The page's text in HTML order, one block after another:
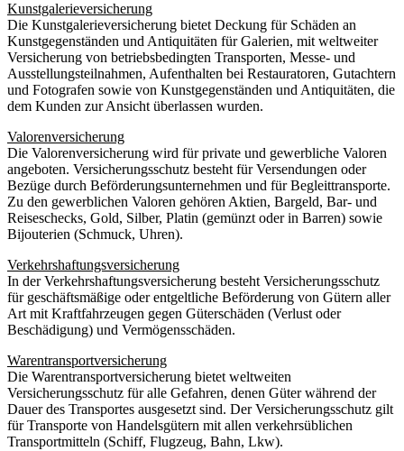
Kunstgalerieversicherung
Die Kunstgalerieversicherung bietet Deckung für Schäden an
Kunstgegenständen und Antiquitäten für Galerien, mit weltweiter
Versicherung von betriebsbedingten Transporten, Messe- und
Ausstellungsteilnahmen, Aufenthalten bei Restauratoren, Gutachtern
und Fotografen sowie von Kunstgegenständen und Antiquitäten, die
dem Kunden zur Ansicht überlassen wurden.
Valorenversicherung
Die Valorenversicherung wird für private und gewerbliche Valoren
angeboten. Versicherungsschutz besteht für Versendungen oder
Bezüge durch Beförderungsunternehmen und für Begleittransporte.
Zu den gewerblichen Valoren gehören Aktien, Bargeld, Bar- und
Reiseschecks, Gold, Silber, Platin (gemünzt oder in Barren) sowie
Bijouterien (Schmuck, Uhren).
Verkehrshaftungsversicherung
In der Verkehrshaftungsversicherung besteht Versicherungsschutz
für geschäftsmäßige oder entgeltliche Beförderung von Gütern aller
Art mit Kraftfahrzeugen gegen Güterschäden (Verlust oder
Beschädigung) und Vermögensschäden.
Warentransportversicherung
Die Warentransportversicherung bietet weltweiten
Versicherungsschutz für alle Gefahren, denen Güter während der
Dauer des Transportes ausgesetzt sind. Der Versicherungsschutz gilt
für Transporte von Handelsgütern mit allen verkehrsüblichen
Transportmitteln (Schiff, Flugzeug, Bahn, Lkw).